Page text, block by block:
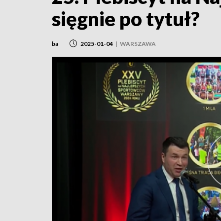
sięgnie po tytuł?
ba 2025-01-04 | WARSZAWA